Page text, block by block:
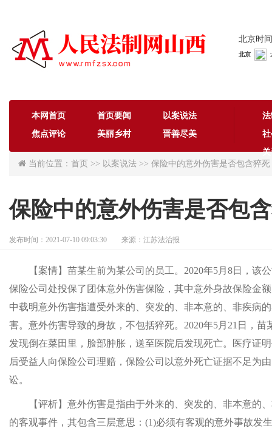
北京时
本网首页 首页要闻
以案说法
焦点评论
美丽乡村 晋善尽美
当前位置：首页 >> 以案说法 >> 保险中的意外伤害是否包含猝死
保险中的意外伤害是否包
发布时间：2021-07-10 09:03:30 来源：江苏法治报
【案情】苗某生前为某公司的员工。2020年5月8日，该
保险公司处投保了团体意外伤害保险，其中意外身故保险金
中载明意外伤害指遭受外来的、突发的、非本意的、非疾病
害。意外伤害导致的身故，不包括猝死。2020年5月21日，
发现倒在菜田里，脸部肿胀，送至医院后发现死亡。医疗证
后受益人向保险公司理赔，保险公司以意外死亡证据不足为
讼。
【评析】意外伤害是指由于外来的、突发的、非本意的、
的客观事件，其包含三层意思：(1)必须有客观的意外事故发